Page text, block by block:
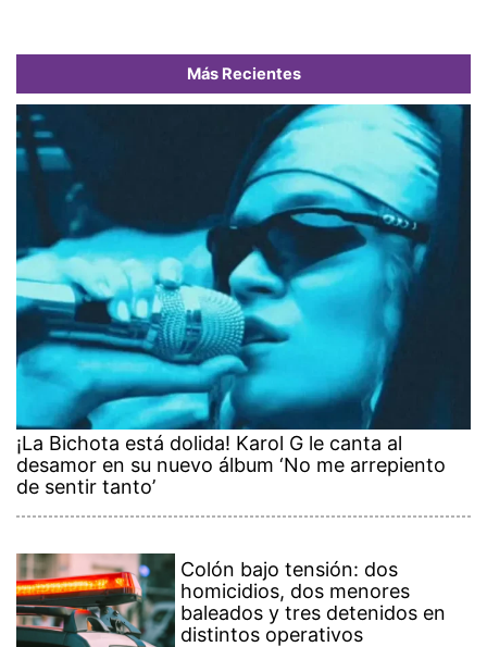
Más Recientes
¡La Bichota está dolida! Karol G le canta al
desamor en su nuevo álbum ‘No me arrepiento
de sentir tanto’
Colón bajo tensión: dos
homicidios, dos menores
baleados y tres detenidos en
distintos operativos